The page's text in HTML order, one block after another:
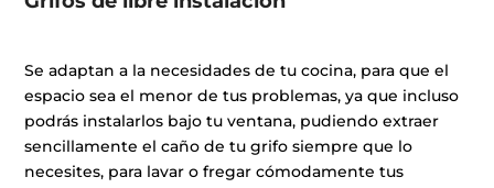
Se adaptan a la necesidades de tu cocina, para que el
espacio sea el menor de tus problemas, ya que incluso
podrás instalarlos bajo tu ventana, pudiendo extraer
sencillamente el caño de tu grifo siempre que lo
necesites, para lavar o fregar cómodamente tus